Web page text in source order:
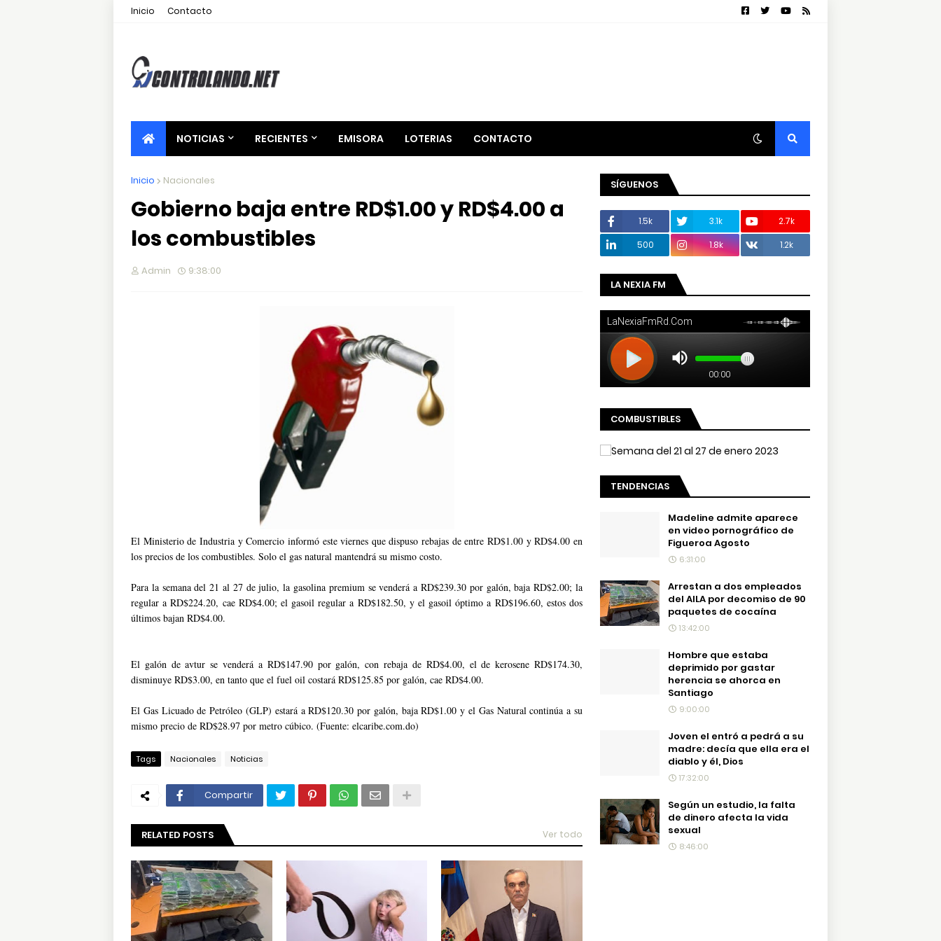
Inicio Contacto
NOTICIAS RECIENTES EMISORA LOTERIAS CONTACTO
Inicio Nacionales
Gobierno baja entre RD$1.00 y RD$4.00 a
los combustibles
Admin 9:38:00
El Ministerio de Industria y Comercio informó este viernes que dispuso rebajas de entre RD$1.00 y RD$4.00 en
los precios de los combustibles. Solo el gas natural mantendrá su mismo costo.
Para la semana del 21 al 27 de julio, la gasolina premium se venderá a RD$239.30 por galón, baja RD$2.00; la
regular a RD$224.20, cae RD$4.00; el gasoil regular a RD$182.50, y el gasoil óptimo a RD$196.60, estos dos
últimos bajan RD$4.00.
El galón de avtur se venderá a RD$147.90 por galón, con rebaja de RD$4.00, el de kerosene RD$174.30,
disminuye RD$3.00, en tanto que el fuel oil costará RD$125.85 por galón, cae RD$4.00.
El Gas Licuado de Petróleo (GLP) estará a RD$120.30 por galón, baja RD$1.00 y el Gas Natural continúa a su
mismo precio de RD$28.97 por metro cúbico. (Fuente: elcaribe.com.do)
Tags Nacionales Noticias
Compartir
RELATED POSTS Ver todo
SÍGUENOS
1.5k 3.1k
2.7k
500
1.8k 1.2k
LA NEXIA FM
COMBUSTIBLES
TENDENCIAS
Madeline admite aparece
en video pornográfico de
Figueroa Agosto
6:31:00
Arrestan a dos empleados
del AILA por decomiso de 90
paquetes de cocaína
13:42:00
Hombre que estaba
deprimido por gastar
herencia se ahorca en
Santiago
9:00:00
Joven el entró a pedrá a su
madre: decía que ella era el
diablo y él, Dios
17:32:00
Según un estudio, la falta
de dinero afecta la vida
sexual
8:46:00